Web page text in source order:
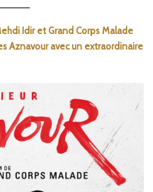
Idir et Grand Corps Malade
Aznavour avec un extraordinaire